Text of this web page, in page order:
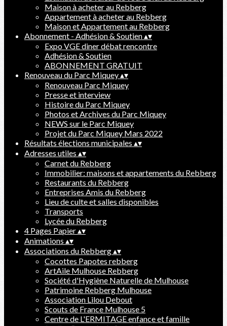
Maison à acheter au Rebberg
Appartement à acheter au Rebberg
Maison et Appartement au Rebberg
Abonnement - Adhésion & Soutien▴▾
Expo VGE diner débat rencontre
Adhésion & Soutien
ABONNEMENT GRATUIT
Renouveau du Parc Miquey▴▾
Renouveau Parc Miquey
Presse et interview
Histoire du Parc Miquey
Photos et Archives du Parc Miquey
NEWS sur le Parc Miquey
Projet du Parc Miquey Mars 2022
Résultats élections municipales ▴▾
Adresses utiles ▴▾
Carnet du Rebberg
Immobilier: maisons et appartements du Rebberg
Restaurants du Rebberg
Entreprises Amis du Rebberg
Lieu de culte et salles disponibles
Transports
Lycée du Rebberg
4 Pages Papier▴▾
Animations ▴▾
Associations du Rebberg▴▾
Cocottes Papotes rebberg
ArtAile Mulhouse Rebberg
Société d'Hygiène Naturelle de Mulhouse
Patrimoine Rebberg Mulhouse
Association Lilou Debout
Scouts de France Mulhouse 5
Centre de L'ERMITAGE enfance et famille